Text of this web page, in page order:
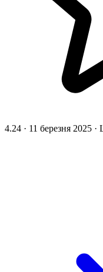
4.24 · 11 березня 2025 ·